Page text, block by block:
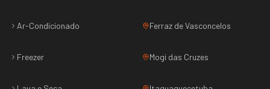
Ar-Condicionado
Freezer
Ferraz de Vasconcelos
Mogi das Cruzes